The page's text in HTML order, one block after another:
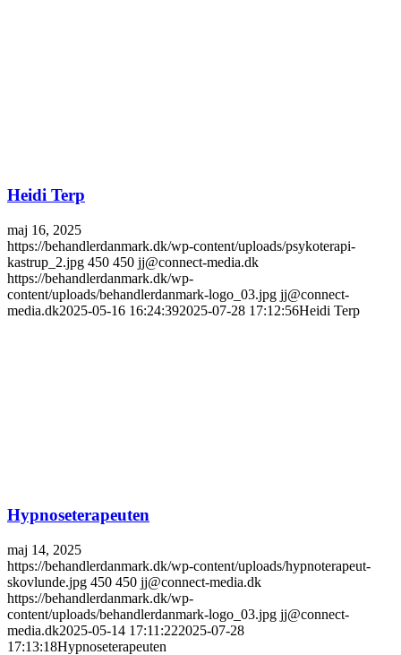
Heidi Terp
maj 16, 2025
https://behandlerdanmark.dk/wp-content/uploads/psykoterapi-
kastrup_2.jpg 450 450 jj@connect-media.dk
https://behandlerdanmark.dk/wp-
content/uploads/behandlerdanmark-logo_03.jpg jj@connect-
media.dk2025-05-16 16:24:392025-07-28 17:12:56Heidi Terp
Hypnoseterapeuten
maj 14, 2025
https://behandlerdanmark.dk/wp-content/uploads/hypnoterapeut-
skovlunde.jpg 450 450 jj@connect-media.dk
https://behandlerdanmark.dk/wp-
content/uploads/behandlerdanmark-logo_03.jpg jj@connect-
media.dk2025-05-14 17:11:222025-07-28
17:13:18Hypnoseterapeuten